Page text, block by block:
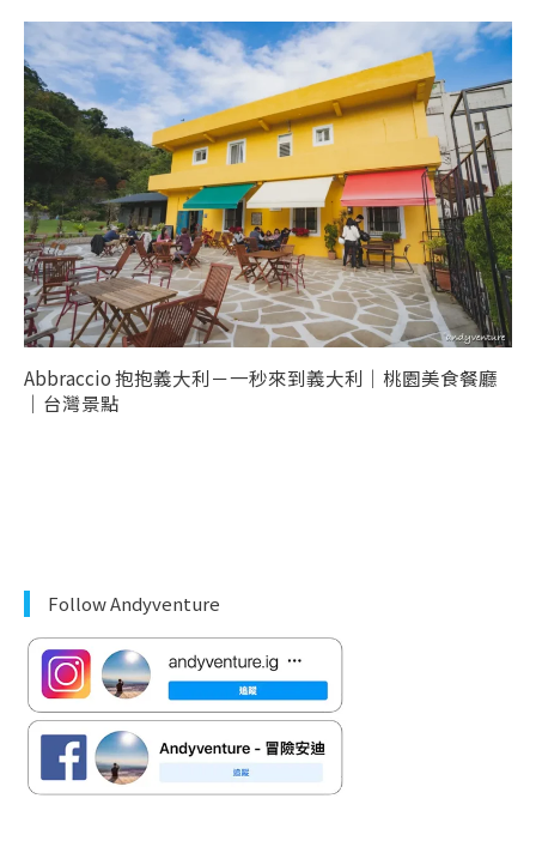
Abbraccio 抱抱義大利－一秒來到義大利｜桃園美食餐廳
｜台灣景點
Follow Andyventure